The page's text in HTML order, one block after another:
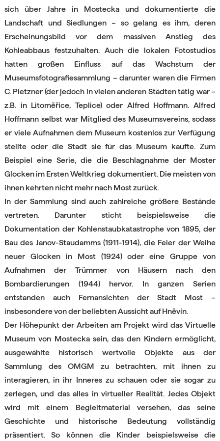
sich über Jahre in Mostecka und dokumentierte die
Landschaft und Siedlungen – so gelang es ihm, deren
Erscheinungsbild vor dem massiven Anstieg des
Kohleabbaus festzuhalten. Auch die lokalen Fotostudios
hatten großen Einfluss auf das Wachstum der
Museumsfotografiesammlung – darunter waren die Firmen
C. Pietzner (der jedoch in vielen anderen Städten tätig war –
z.B. in Litoměřice, Teplice) oder Alfred Hoffmann. Alfred
Hoffmann selbst war Mitglied des Museumsvereins, sodass
er viele Aufnahmen dem Museum kostenlos zur Verfügung
stellte oder die Stadt sie für das Museum kaufte. Zum
Beispiel eine Serie, die die Beschlagnahme der Moster
Glocken im Ersten Weltkrieg dokumentiert. Die meisten von
ihnen kehrten nicht mehr nach Most zurück.
In der Sammlung sind auch zahlreiche größere Bestände
vertreten. Darunter sticht beispielsweise die
Dokumentation der Kohlenstaubkatastrophe von 1895, der
Bau des Janov-Staudamms (1911-1914), die Feier der Weihe
neuer Glocken in Most (1924) oder eine Gruppe von
Aufnahmen der Trümmer von Häusern nach den
Bombardierungen (1944) hervor. In ganzen Serien
entstanden auch Fernansichten der Stadt Most –
insbesondere von der beliebten Aussicht auf Hněvín.
Der Höhepunkt der Arbeiten am Projekt wird das Virtuelle
Museum von Mostecka sein, das den Kindern ermöglicht,
ausgewählte historisch wertvolle Objekte aus der
Sammlung des OMGM zu betrachten, mit ihnen zu
interagieren, in ihr Inneres zu schauen oder sie sogar zu
zerlegen, und das alles in virtueller Realität. Jedes Objekt
wird mit einem Begleitmaterial versehen, das seine
Geschichte und historische Bedeutung vollständig
präsentiert. So können die Kinder beispielsweise die